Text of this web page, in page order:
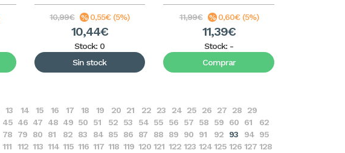
10,99€ 0,55€ (5%)
10,44€
Stock: 0
Sin stock
11,99€ 0,60€ (5%)
11,39€
Stock: -
Comprar
13 14 15 16 17 18 19 20 21 22 23 24 25 26 27 28
29
45 46 47 48 49 50 51 52 53 54 55 56 57 58 59 60 61
62
78 79 80 81 82 83 84 85 86 87 88 89 90 91 92 93 94 95
111 112 113 114 115 116 117 118 119 120 121 122 123 124125 126 127 128